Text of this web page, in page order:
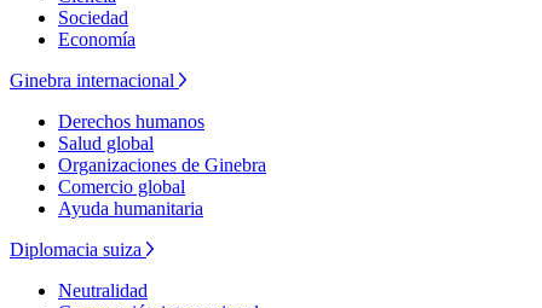
Sociedad
Economía
Ginebra internacional
Derechos humanos
Salud global
Organizaciones de Ginebra
Comercio global
Ayuda humanitaria
Diplomacia suiza
Neutralidad